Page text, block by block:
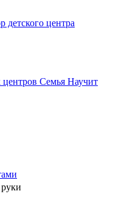
детского центра
Семья Научит